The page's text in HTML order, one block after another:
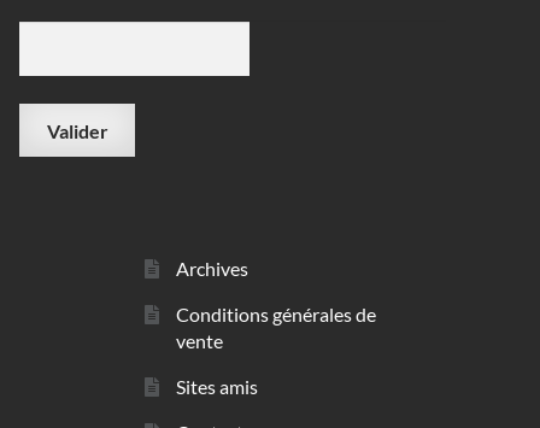
Archives
Conditions générales de
vente
Sites amis